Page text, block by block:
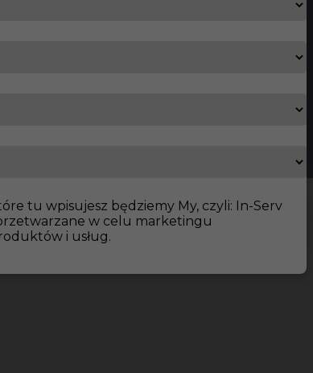
tu wpisujesz będziemy My, czyli: In-Serv
w celu marketingu
i usług.